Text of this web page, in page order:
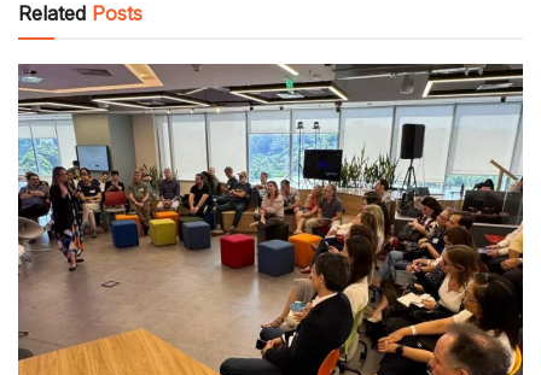
Related Posts